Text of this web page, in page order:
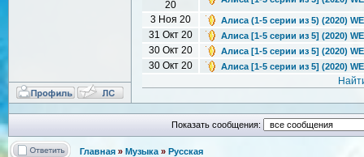
20
3 Ноя 20 Алиса (1-5 серии из 5) (2020)
31 Окт 20 Алиса [1-5 серии из 5] (2020)
30 Окт 20 Алиса [1-5 серии из 5] (2020)
30 Окт 20 Алиса [1-5 серии из 5] (2020)
Показать сообщения:
Главная » Музыка » Русская